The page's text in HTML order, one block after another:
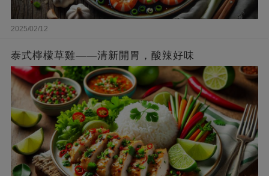
2025/02/12
泰式檸檬草雞——清新開胃，酸辣好味